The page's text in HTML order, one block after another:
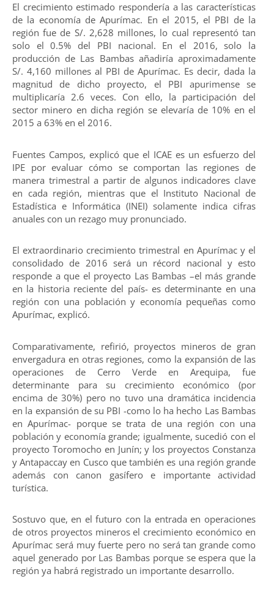
El crecimiento estimado respondería a las características
de la economía de Apurímac. En el 2015, el PBI de la
región fue de S/. 2,628 millones, lo cual representó tan
solo el 0.5% del PBI nacional. En el 2016, solo la
producción de Las Bambas añadiría aproximadamente
S/. 4,160 millones al PBI de Apurímac. Es decir, dada la
magnitud de dicho proyecto, el PBI apurimense se
multiplicaría 2.6 veces. Con ello, la participación del
sector minero en dicha región se elevaría de 10% en el
2015 a 63% en el 2016.
Fuentes Campos, explicó que el ICAE es un esfuerzo del
IPE por evaluar cómo se comportan las regiones de
manera trimestral a partir de algunos indicadores clave
en cada región, mientras que el Instituto Nacional de
Estadística e Informática (INEI) solamente indica cifras
anuales con un rezago muy pronunciado.
El extraordinario crecimiento trimestral en Apurímac y el
consolidado de 2016 será un récord nacional y esto
responde a que el proyecto Las Bambas –el más grande
en la historia reciente del país- es determinante en una
región con una población y economía pequeñas como
Apurímac, explicó.
Comparativamente, refirió, proyectos mineros de gran
envergadura en otras regiones, como la expansión de las
operaciones de Cerro Verde en Arequipa, fue
determinante para su crecimiento económico (por
encima de 30%) pero no tuvo una dramática incidencia
en la expansión de su PBI -como lo ha hecho Las Bambas
en Apurímac- porque se trata de una región con una
población y economía grande; igualmente, sucedió con el
proyecto Toromocho en Junín; y los proyectos Constanza
y Antapaccay en Cusco que también es una región grande
además con canon gasífero e importante actividad
turística.
Sostuvo que, en el futuro con la entrada en operaciones
de otros proyectos mineros el crecimiento económico en
Apurímac será muy fuerte pero no será tan grande como
aquel generado por Las Bambas porque se espera que la
región ya habrá registrado un importante desarrollo.